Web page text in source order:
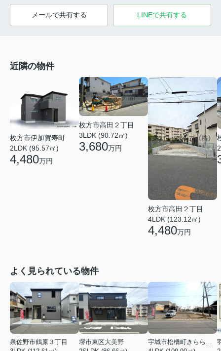
メールで共有する LINEで共有する
近隣の物件
枚方市伊加賀寿町
2LDK (95.57㎡)
4,480万円
枚方市高田２丁目
3LDK (90.72㎡)
3,680万円
枚方市高田２丁目
4LDK (123.12㎡)
4,480万円
よく見られている物件
泉佐野市鶴原３丁目
堺市東区大美野